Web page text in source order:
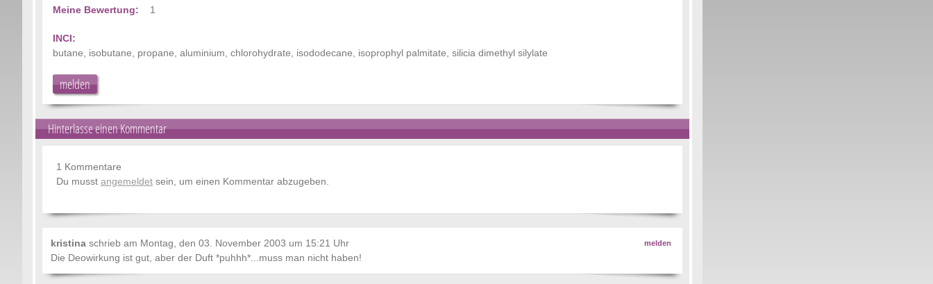
Meine Bewertung: 1
INCI:
butane, isobutane, propane, aluminium, chlorohydrate, isododecane, isoprophyl palmitate, silicia dimethyl silylate
melden
Hinterlasse einen Kommentar
1 Kommentare
Du musst angemeldet sein, um einen Kommentar abzugeben.
melden
kristina schrieb am Montag, den 03. November 2003 um 15:21 Uhr
Die Deowirkung ist gut, aber der Duft *puhhh*...muss man nicht haben!